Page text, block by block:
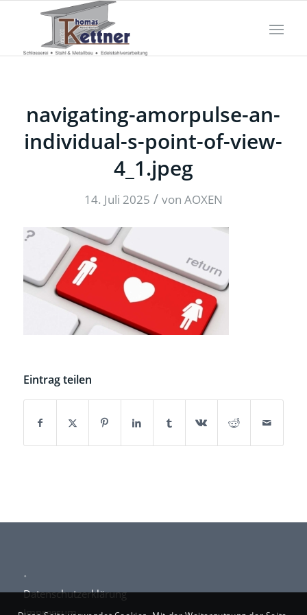
navigating-amorpulse-an-
individual-s-point-of-view-
4_1.jpeg
14. Juli 2025 / von AOXEN
Eintrag teilen
.
Datenschutzerklärung